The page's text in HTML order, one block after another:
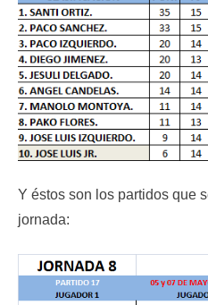
Y éstos son los partidos que
jornada: